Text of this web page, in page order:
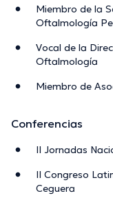
Miembro de la
Oftalmología
Vocal de la
Oftalmología
Miembro de
Conferencias
II Jornadas
II Congreso
Ceguera